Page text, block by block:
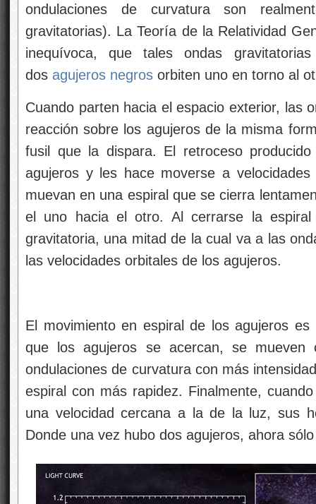
ondulaciones de curvatura son
gravitatorias). La Teoría de la Relatividad
inequívoca, que tales ondas
dos agujeros negros orbiten uno en torno al
Cuando parten hacia el espacio exterior, las
reacción sobre los agujeros de la misma
fusil que la dispara. El retroceso
agujeros y les hace moverse a
muevan en una espiral que se cierra
el uno hacia el otro. Al cerrarse la
gravitatoria, una mitad de la cual va a las
las velocidades orbitales de los agujeros.
El movimiento en espiral de los agujeros
que los agujeros se acercan, se mueven
ondulaciones de curvatura con más
espiral con más rapidez. Finalmente,
una velocidad cercana a la de la luz, sus
Donde una vez hubo dos agujeros, ahora